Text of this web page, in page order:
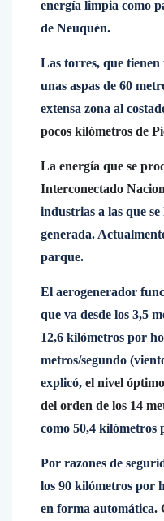
energía limpia como
de Neuquén.
Las torres, que
unas aspas de 60
extensa zona al
pocos kilómetros de
La energía que se
Interconectado
industrias a las que se
generada.
parque.
El aerogenerador
que va desde los 3,5
12,6 kilómetros por
metros/segundo
explicó, el nivel
del orden de los 14
como 50,4 kilómetros
Por razones de
los 90 kilómetros por
en forma automática.